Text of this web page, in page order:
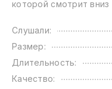
которой смотрит вниз
Слушали:
Размер:
Длительность:
Качество: